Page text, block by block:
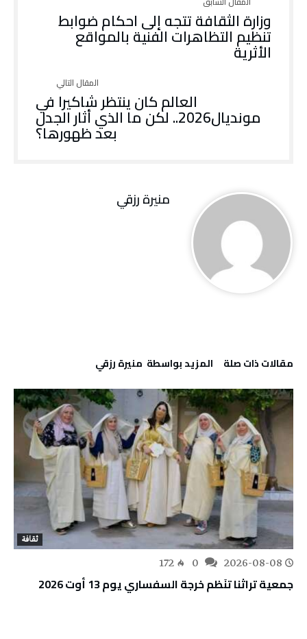
وزارة الثقافة تتجه إلى احكام ضوابط
تنظيم التظاهرات الفنية بالمواقع
الأثرية
العالم كان ينتظر شاكيرا في
مونديال2026.. لكن ما الذي أثار الجدل
بعد ظهورها؟
منيرة‭ ‬رزقي
‫مقالات ذات صلة‬ ‫‫المزيد بواسطة‬ ‬ منيرة‭ ‬رزقي
ثقافة
2026-08-08
172
جمعية تراثنا تنَظم خرجة السفساري يوم 13 أوت 2026